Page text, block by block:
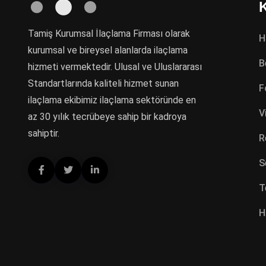
Tamiş Kurumsal İlaçlama Firması olarak
kurumsal ve bireysel alanlarda ilaçlama
hizmeti vermektedir. Ulusal ve Uluslararası
Standartlarında kaliteli hizmet sunan
ilaçlama ekibimiz ilaçlama sektöründe en
az 30 yılık tecrübeye sahip bir kadroya
sahiptir.